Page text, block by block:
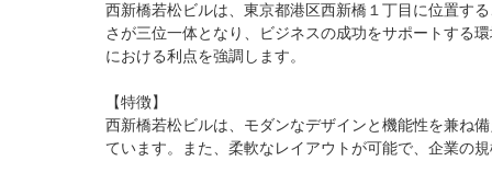
西新橋若松ビルは、東京都港区西新橋１丁目に位置す
さが三位一体となり、ビジネスの成功をサポートする
における利点を強調します。
【特徴】
西新橋若松ビルは、モダンなデザインと機能性を兼ね
ています。また、柔軟なレイアウトが可能で、企業の